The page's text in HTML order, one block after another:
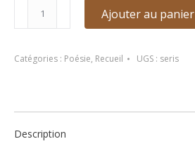
décousus
Ajouter au panier
Catégories : Poésie, Recueil UGS : seris
Description